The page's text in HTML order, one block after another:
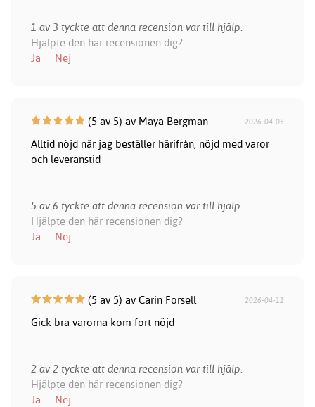
1 av 3 tyckte att denna recension var till hjälp.
Hjälpte den här recensionen dig?
Ja
Nej
(5 av 5) av Maya Bergman 2026-04-05
Alltid nöjd när jag beställer härifrån, nöjd med varor
och leveranstid
5 av 6 tyckte att denna recension var till hjälp.
Hjälpte den här recensionen dig?
Ja
Nej
(5 av 5) av Carin Forsell 2026-04-11
Gick bra varorna kom fort nöjd
2 av 2 tyckte att denna recension var till hjälp.
Hjälpte den här recensionen dig?
Ja
Nej